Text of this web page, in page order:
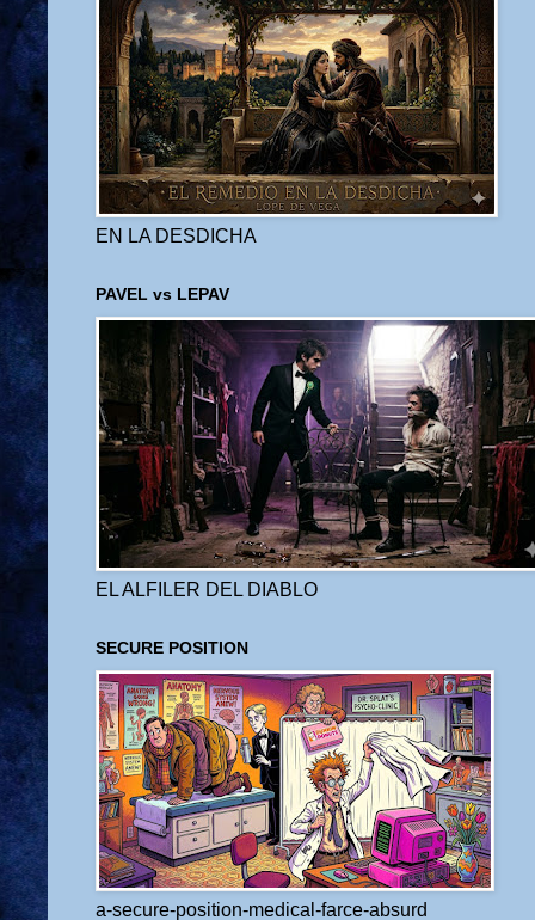
EN LA DESDICHA
PAVEL vs LEPAV
EL ALFILER DEL DIABLO
SECURE POSITION
a-secure-position-medical-farce-absurd